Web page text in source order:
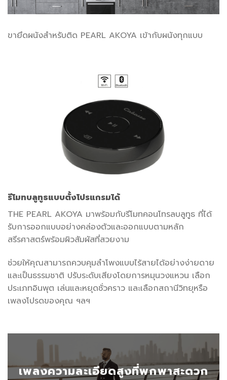
ขายึดผนังสำหรับติด PEARL AKOYA เข้ากับผนังทุกแบบ
รีโมทบลูทูธแบบตั้งโปรแกรมได้
THE PEARL AKOYA มาพร้อมกับรีโมทคอนโทรลบลูทูธ ที่ได้
รับการออกแบบอย่างคล่องตัวและออกแบบตามหลัก
สรีรศาสตร์พร้อมผิวสัมผัสที่สวยงาม
ช่วยให้คุณสามารถควบคุมลำโพงแบบไร้สายได้อย่างง่ายดาย
และเป็นธรรมชาติ ปรับระดับเสียงโดยการหมุนวงแหวน เลือก
ประเภทอินพุต เล่นและหยุดชั่วคราว และเลือกสถานีวิทยุหรือ
เพลงโปรดของคุณ ฯลฯ
เพลงความละเอียดสูงที่พกพาสะดวก